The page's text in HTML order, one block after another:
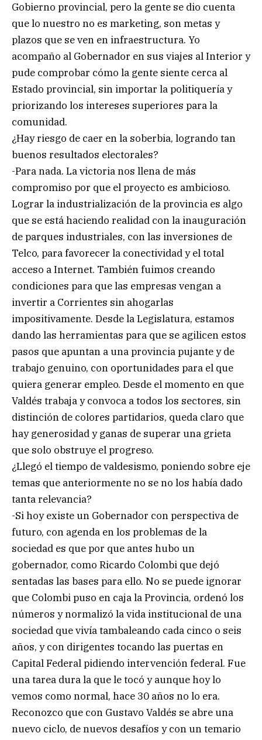
Gobierno provincial, pero la gente se dio cuenta
que lo nuestro no es marketing, son metas y
plazos que se ven en infraestructura. Yo
acompaño al Gobernador en sus viajes al Interior y
pude comprobar cómo la gente siente cerca al
Estado provincial, sin importar la politiquería y
priorizando los intereses superiores para la
comunidad.
¿Hay riesgo de caer en la soberbia, logrando tan
buenos resultados electorales?
-Para nada. La victoria nos llena de más
compromiso por que el proyecto es ambicioso.
Lograr la industrialización de la provincia es algo
que se está haciendo realidad con la inauguración
de parques industriales, con las inversiones de
Telco, para favorecer la conectividad y el total
acceso a Internet. También fuimos creando
condiciones para que las empresas vengan a
invertir a Corrientes sin ahogarlas
impositivamente. Desde la Legislatura, estamos
dando las herramientas para que se agilicen estos
pasos que apuntan a una provincia pujante y de
trabajo genuino, con oportunidades para el que
quiera generar empleo. Desde el momento en que
Valdés trabaja y convoca a todos los sectores, sin
distinción de colores partidarios, queda claro que
hay generosidad y ganas de superar una grieta
que solo obstruye el progreso.
¿Llegó el tiempo de valdesismo, poniendo sobre eje
temas que anteriormente no se no los había dado
tanta relevancia?
-Si hoy existe un Gobernador con perspectiva de
futuro, con agenda en los problemas de la
sociedad es que por que antes hubo un
gobernador, como Ricardo Colombi que dejó
sentadas las bases para ello. No se puede ignorar
que Colombi puso en caja la Provincia, ordenó los
números y normalizó la vida institucional de una
sociedad que vivía tambaleando cada cinco o seis
años, y con dirigentes tocando las puertas en
Capital Federal pidiendo intervención federal. Fue
una tarea dura la que le tocó y aunque hoy lo
vemos como normal, hace 30 años no lo era.
Reconozco que con Gustavo Valdés se abre una
nuevo ciclo, de nuevos desafíos y con un temario